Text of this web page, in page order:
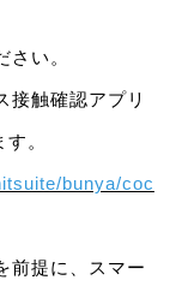
さい。
接触確認アプリ
。
bunya/coc
前提に、スマー